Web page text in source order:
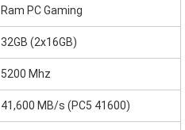
Ram PC Gaming
32GB (2x16GB)
5200 Mhz
41,600 MB/s (PC5 41600)